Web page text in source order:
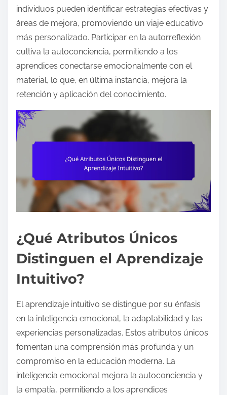
individuos pueden identificar estrategias efectivas y
áreas de mejora, promoviendo un viaje educativo
más personalizado. Participar en la autorreflexión
cultiva la autoconciencia, permitiendo a los
aprendices conectarse emocionalmente con el
material, lo que, en última instancia, mejora la
retención y aplicación del conocimiento.
¿Qué Atributos Únicos
Distinguen el Aprendizaje
Intuitivo?
El aprendizaje intuitivo se distingue por su énfasis
en la inteligencia emocional, la adaptabilidad y las
experiencias personalizadas. Estos atributos únicos
fomentan una comprensión más profunda y un
compromiso en la educación moderna. La
inteligencia emocional mejora la autoconciencia y
la empatía, permitiendo a los aprendices